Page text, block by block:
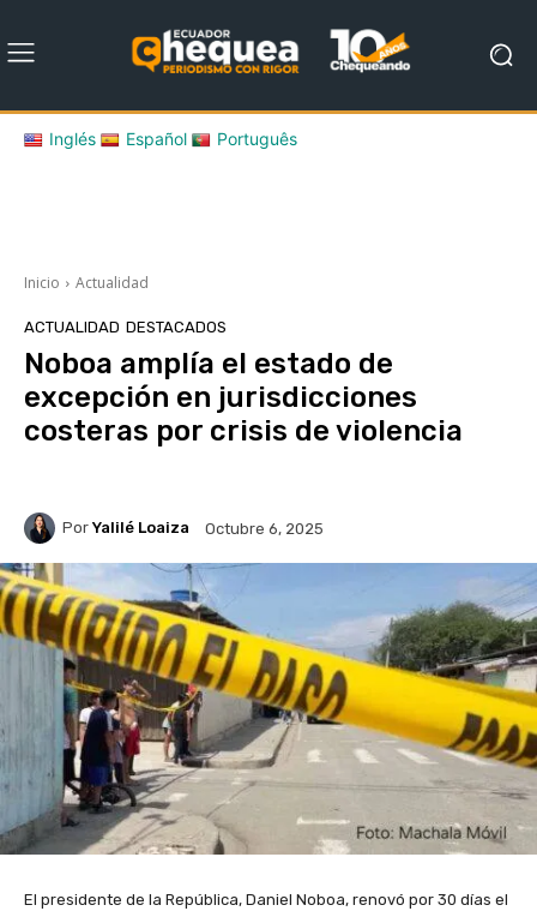
Inglés Español Português
Inicio Actualidad
ACTUALIDAD DESTACADOS
Noboa amplía el estado de
excepción en jurisdicciones
costeras por crisis de violencia
Por Yalilé Loaiza Octubre 6, 2025
El presidente de la República, Daniel Noboa, renovó por 30 días el